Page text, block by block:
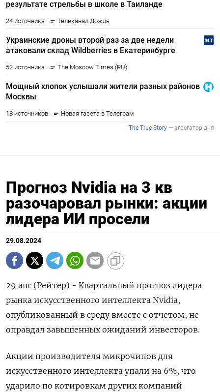
Прогноз Nvidia на 3 кв
разочаровал рынки: акции
лидера ИИ просели
29.08.2024
29 авг (Рейтер) - Квартальный прогноз лидера
рынка искусственного интеллекта Nvidia,
опубликованный в среду вместе с отчетом, не
оправдал завышенных ожиданий инвесторов.
Акции производителя микрочипов для
искусственного интеллекта упали на 6%, что
ударило по котировкам других компаний